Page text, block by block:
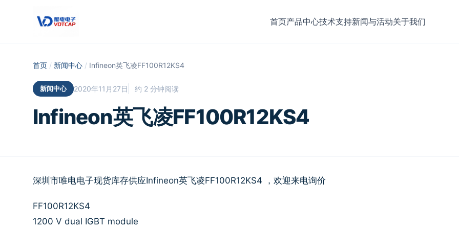
首页产品中心技术支持新闻与活动关于我们
首页 / 新闻中心 / Infineon英飞凌FF100R12KS4
新闻中心 2020年11月27日 约 2 分钟阅读
Infineon英飞凌FF100R12KS4
深圳市唯电电子现货库存供应Infineon英飞凌FF100R12KS4 ，欢迎来电询价
FF100R12KS4
1200 V dual IGBT module